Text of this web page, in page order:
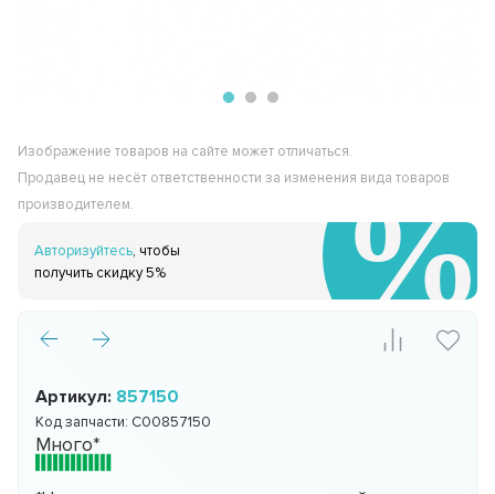
Изображение товаров на сайте может отличаться.
Продавец не несёт ответственности за изменения вида товаров
производителем.
Авторизуйтесь, чтобы
получить скидку 5%
Артикул: 857150
Код запчасти: C00857150
Много*